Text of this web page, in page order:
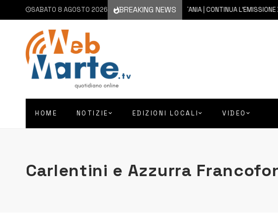
SABATO 8 AGOSTO 2026 BREAKING NEWS
8 AGOSTO 2026 CATANIA | CONTINUA L’EMISSIONE DI
HOME NOTIZIE EDIZIONI LOCALI VIDEO
Carlentini e Azzurra